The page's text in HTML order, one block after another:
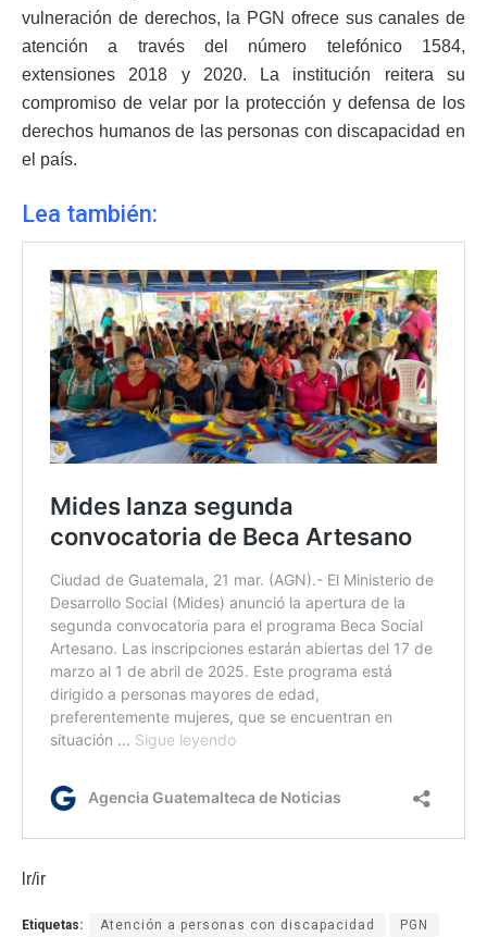
vulneración de derechos, la PGN ofrece sus canales de
atención a través del número telefónico 1584,
extensiones 2018 y 2020. La institución reitera su
compromiso de velar por la protección y defensa de los
derechos humanos de las personas con discapacidad en
el país.
Lea también:
lr/ir
Etiquetas: Atención a personas con discapacidad PGN